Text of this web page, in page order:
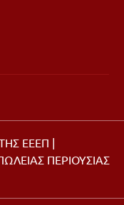
ΕΕΕΠ |
ΠΕΡΙΟΥΣΙΑΣ